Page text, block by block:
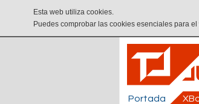
Esta web utiliza cookies.
Puedes comprobar las cookies esenciales para el
Portada